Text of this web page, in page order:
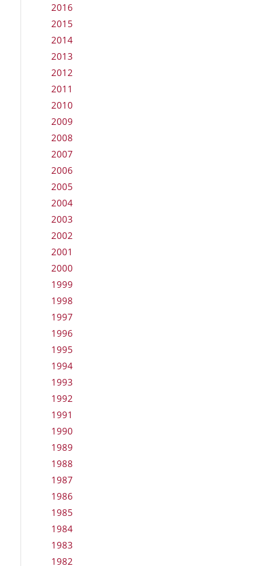
2016
2015
2014
2013
2012
2011
2010
2009
2008
2007
2006
2005
2004
2003
2002
2001
2000
1999
1998
1997
1996
1995
1994
1993
1992
1991
1990
1989
1988
1987
1986
1985
1984
1983
1982